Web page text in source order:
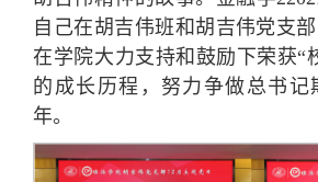
自己在胡吉伟班和胡吉伟党支
在学院大力支持和鼓励下荣获“
的成长历程，努力争做总书记
年。